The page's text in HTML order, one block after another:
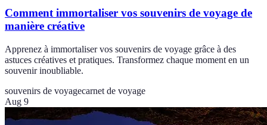
Comment immortaliser vos souvenirs de voyage de
manière créative
Apprenez à immortaliser vos souvenirs de voyage grâce à des
astuces créatives et pratiques. Transformez chaque moment en un
souvenir inoubliable.
souvenirs de voyagecarnet de voyage
Aug 9